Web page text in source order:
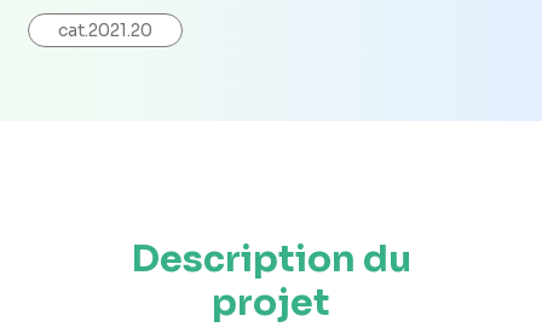
cat.2021.20
Description du
projet